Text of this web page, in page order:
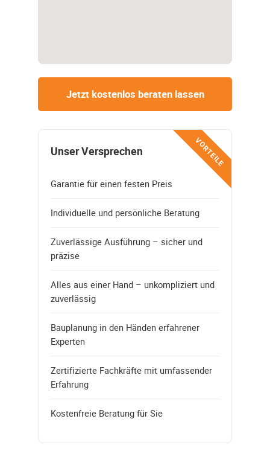
Jetzt kostenlos beraten lassen
VORTEILE
Unser Versprechen
Garantie für einen festen Preis
Individuelle und persönliche Beratung
Zuverlässige Ausführung – sicher und
präzise
Alles aus einer Hand – unkompliziert und
zuverlässig
Bauplanung in den Händen erfahrener
Experten
Zertifizierte Fachkräfte mit umfassender
Erfahrung
Kostenfreie Beratung für Sie